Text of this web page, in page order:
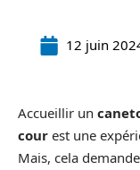
12 juin
Accueillir un
cour est une
Mais, cela